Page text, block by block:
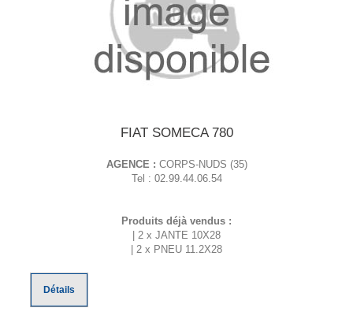
FIAT SOMECA 780
AGENCE : CORPS-NUDS (35)
Tel : 02.99.44.06.54
Produits déjà vendus :
| 2 x JANTE 10X28
| 2 x PNEU 11.2X28
Détails